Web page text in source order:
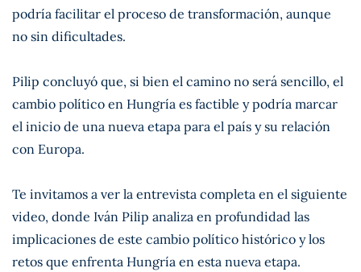
podría facilitar el proceso de transformación, aunque
no sin dificultades.
Pilip concluyó que, si bien el camino no será sencillo, el
cambio político en Hungría es factible y podría marcar
el inicio de una nueva etapa para el país y su relación
con Europa.
Te invitamos a ver la entrevista completa en el siguiente
video, donde Iván Pilip analiza en profundidad las
implicaciones de este cambio político histórico y los
retos que enfrenta Hungría en esta nueva etapa.